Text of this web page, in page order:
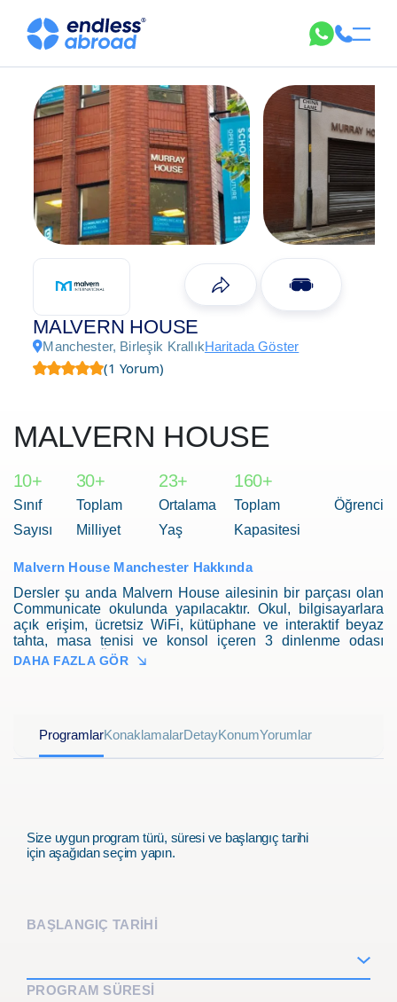
MALVERN HOUSE
Manchester, Birleşik KrallıkHaritada Göster
(1 Yorum)
MALVERN HOUSE
10+
Sınıf
Sayısı
30+
Toplam
Milliyet
23+
Ortalama
Yaş
160+
Toplam Öğrenci
Kapasitesi
Malvern House Manchester Hakkında
Dersler şu anda Malvern House ailesinin bir parçası olan
Communicate okulunda yapılacaktır. Okul, bilgisayarlara
açık erişim, ücretsiz WiFi, kütüphane ve interaktif beyaz
tahta, masa tenisi ve konsol içeren 3 dinlenme odası
sunmaktadır. Öğretmenler TEFL eğitimlidir ve kısa dönem
DAHA FAZLA GÖR
ProgramlarKonaklamalarDetayKonumYorumlar
Size uygun program türü, süresi ve başlangıç tarihi
için aşağıdan seçim yapın.
BAŞLANGIÇ TARİHİ
PROGRAM SÜRESİ